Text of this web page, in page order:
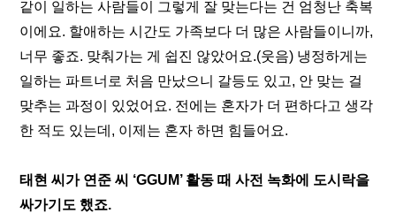
같이 일하는 사람들이 그렇게 잘 맞는다는 건 엄청난 축복
이에요. 할애하는 시간도 가족보다 더 많은 사람들이니까,
너무 좋죠. 맞춰가는 게 쉽진 않았어요.(웃음) 냉정하게는
일하는 파트너로 처음 만났으니 갈등도 있고, 안 맞는 걸
맞추는 과정이 있었어요. 전에는 혼자가 더 편하다고 생각
한 적도 있는데, 이제는 혼자 하면 힘들어요.
태현 씨가 연준 씨 ‘GGUM’ 활동 때 사전 녹화에 도시락을
싸가기도 했죠.